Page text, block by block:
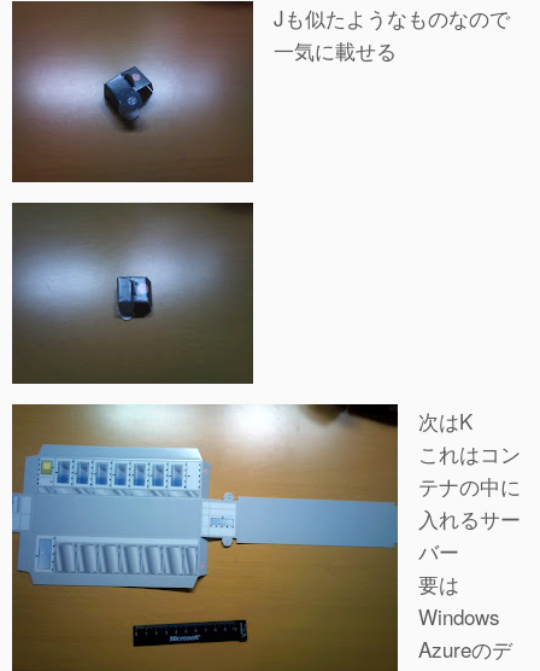
Jも似たようなものなので
一気に載せる
次はK
これはコン
テナの中に
入れるサー
バー
要は
Windows
Azureのデ